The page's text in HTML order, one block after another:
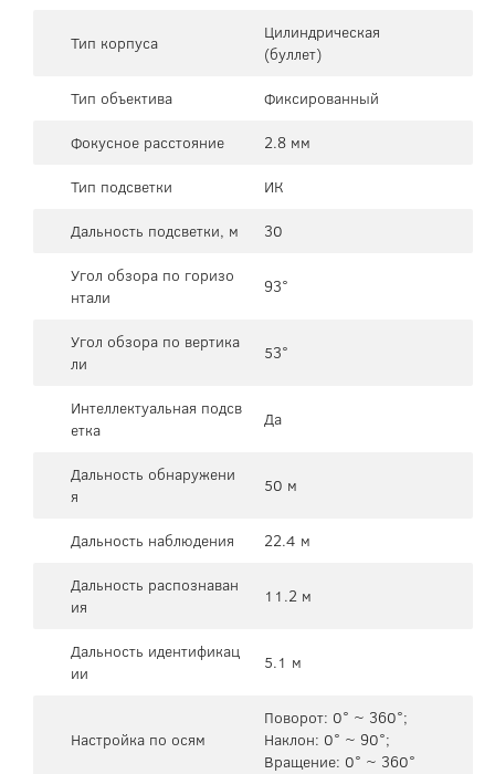
Тип корпуса
Цилиндрическая
(буллет)
Тип объектива
Фиксированный
Фокусное расстояние
2.8 мм
Тип подсветки
ИК
Дальность подсветки, м
30
Угол обзора по горизо
нтали
93°
Угол обзора по вертика
ли
53°
Интеллектуальная подсв
етка
Да
Дальность обнаружени
я
50 м
Дальность наблюдения
22.4 м
Дальность распознаван
ия
11.2 м
Дальность идентификац
ии
5.1 м
Настройка по осям
Поворот: 0° ~ 360°;
Наклон: 0° ~ 90°;
Вращение: 0° ~ 360°